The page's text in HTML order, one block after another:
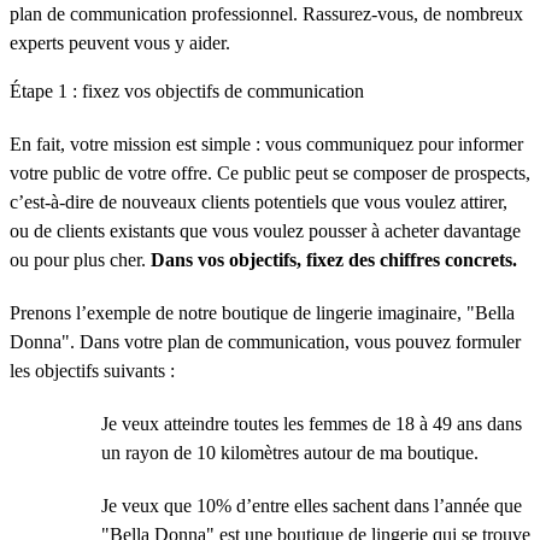
plan de communication professionnel. Rassurez-vous, de nombreux
experts peuvent vous y aider.
Étape 1 : fixez vos objectifs de communication
En fait, votre mission est simple : vous communiquez pour informer
votre public de votre offre. Ce public peut se composer de prospects,
c’est-à-dire de nouveaux clients potentiels que vous voulez attirer,
ou de clients existants que vous voulez pousser à acheter davantage
ou pour plus cher. Dans vos objectifs, fixez des chiffres concrets.
Prenons l’exemple de notre boutique de lingerie imaginaire, "Bella
Donna". Dans votre plan de communication, vous pouvez formuler
les objectifs suivants :
Je veux atteindre toutes les femmes de 18 à 49 ans dans
un rayon de 10 kilomètres autour de ma boutique.
Je veux que 10% d’entre elles sachent dans l’année que
"Bella Donna" est une boutique de lingerie qui se trouve